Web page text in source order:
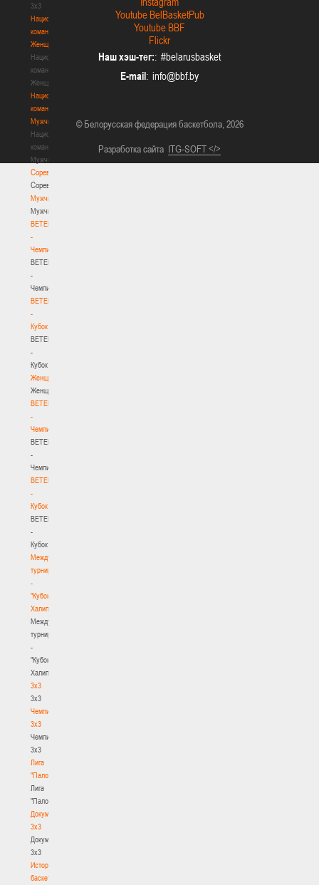
3х3
Национальная
команда.
Женщины
Национальная
команда.
Женщины
Национальная
команда.
Мужчины
Национальная
команда.
Мужчины
Соревнования
Соревнования
Мужчины
Мужчины
BETERA
-
Чемпионат
BETERA
-
Чемпионат
BETERA
-
Кубок
BETERA
-
Кубок
Женщины
Женщины
BETERA
-
Чемпионат
BETERA
-
Чемпионат
BETERA
-
Кубок
BETERA
-
Кубок
Международный
турнир
-
"Кубок
Халипского"
Международный
турнир
-
"Кубок
Халипского"
3x3
3x3
Чемпионат
3х3
Чемпионат
3х3
Лига
"Палова"
Лига
"Палова"
Документы
3х3
Документы
3х3
История
баскетбола
Youtube BelBasketPub
Youtube BBF
Flickr
Наш хэш-тег:: #belarusbasket
E-mail:
© Белорусская федерация баскетбола, 2026
Разработка сайта ITG-SOFT </>